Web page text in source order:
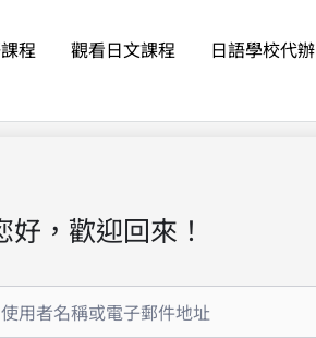
程 觀看日文課程 日語學校代辦
好，歡迎回來！